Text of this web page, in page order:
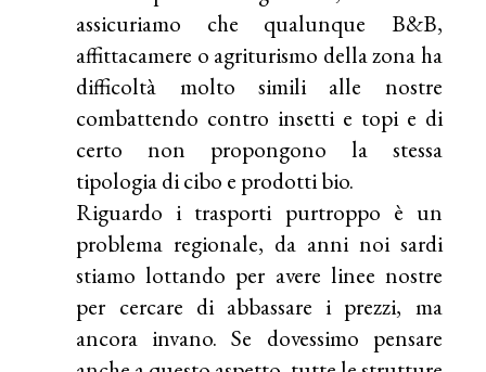
assicuriamo che qualunque B&B,
affittacamere o agriturismo della zona ha
difficoltà molto simili alle nostre
combattendo contro insetti e topi e di
certo non propongono la stessa
tipologia di cibo e prodotti bio.
Riguardo i trasporti purtroppo è un
problema regionale, da anni noi sardi
stiamo lottando per avere linee nostre
per cercare di abbassare i prezzi, ma
ancora invano. Se dovessimo pensare